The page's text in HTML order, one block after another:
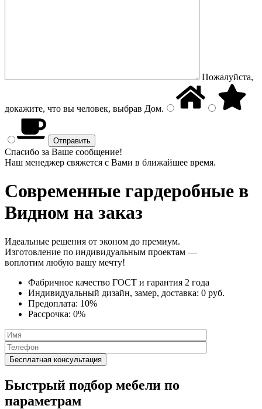
Пожалуйста,
докажите, что вы человек, выбрав Дом.
Спасибо за Ваше сообщение!
Наш менеджер свяжется с Вами в ближайшее время.
Современные гардеробные в
Видном на заказ
Идеальные решения от эконом до премиум.
Изготовление по индивидуальным проектам —
воплотим любую вашу мечту!
Фабричное качество ГОСТ и гарантия 2 года
Индивидуальный дизайн, замер, доставка: 0 руб.
Предоплата: 10%
Рассрочка: 0%
Быстрый подбор мебели по
параметрам